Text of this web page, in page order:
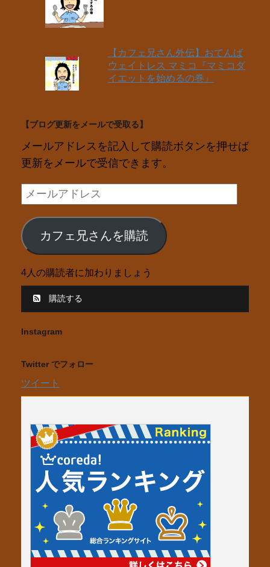
【カフェ兄さん外伝】おてんば
ウェイトレス マミコ『マミコダ
イエットを始めるの巻』
【ブログ更新をメールで受取る】
メールアドレスを記入して購読ボタンを押せば
更新をメールで受信できます。
メ
ー
ル
ア
レ
カフェ兄さんを購読
4人の購読者に加わりましょう
購読する
Instagram
Twitter でフォロー
ツイート